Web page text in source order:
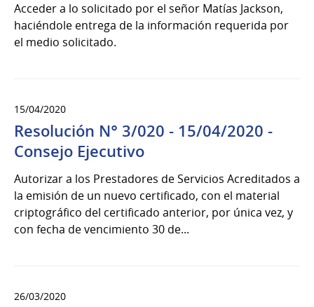
Acceder a lo solicitado por el señor Matías Jackson,
haciéndole entrega de la información requerida por
el medio solicitado.
15/04/2020
Resolución N° 3/020 - 15/04/2020 -
Consejo Ejecutivo
Autorizar a los Prestadores de Servicios Acreditados a
la emisión de un nuevo certificado, con el material
criptográfico del certificado anterior, por única vez, y
con fecha de vencimiento 30 de...
26/03/2020